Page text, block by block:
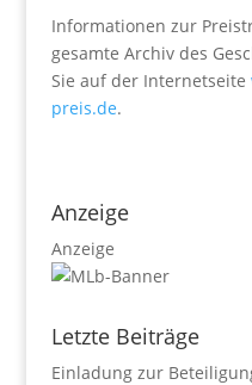
Informationen zur
gesamte Archiv des
Sie auf der Internetseite
preis.de.
Anzeige
Anzeige
Letzte Beiträge
Einladung zur